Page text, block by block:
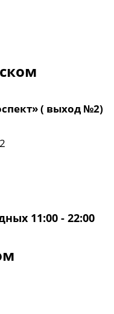
( выход №2)
11:00 - 22:00